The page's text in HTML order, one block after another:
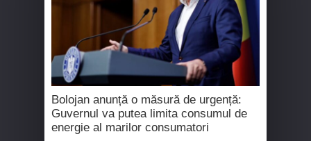
Bolojan anunță o măsură de urgență:
Guvernul va putea limita consumul de
energie al marilor consumatori